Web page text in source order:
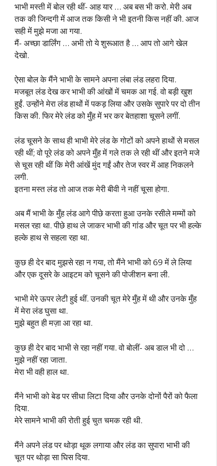
भाभी मस्ती में बोल रही थीं- आह यार … अब बस भी करो. मेरी अब
तक की जिन्दगी में आज तक किसी ने भी इतनी किस नहीं की. आज
सही में मुझे मजा आ गया.
मैं- अच्छा डार्लिंग … अभी तो ये शुरूआत है … आप तो आगे खेल
देखो.
ऐसा बोल के मैंने भाभी के सामने अपना लंबा लंड लहरा दिया.
मजबूत लंड देख कर भाभी की आंखों में चमक आ गई. वो बड़ी खुश
हुईं. उन्होंने मेरा लंड हाथों में पकड़ लिया और उसके सुपारे पर दो तीन
किस की. फिर मेरे लंड को मुँह में भर कर बेतहाशा चूसने लगीं.
लंड चूसने के साथ ही भाभी मेरे लंड के गोटों को अपने हाथों से मसल
रही थीं; वो पूरे लंड को अपने मुँह में गले तक ले रही थीं और इतने मजे
से चूस रही थीं कि मेरी आंखें मुंद गईं और तेज स्वर में आह निकलने
लगी.
इतना मस्त लंड तो आज तक मेरी बीवी ने नहीं चूसा होगा.
अब मैं भाभी के मुँह लंड आगे पीछे करता हुआ उनके रसीले मम्मों को
मसल रहा था. पीछे हाथ ले जाकर भाभी की गांड और चूत पर भी हल्के
हल्के हाथ से सहला रहा था.
कुछ ही देर बाद मुझसे रहा न गया, तो मैंने भाभी को 69 में ले लिया
और एक दूसरे के आइटम को चूसने की पोजीशन बना ली.
भाभी मेरे ऊपर लेटी हुई थीं. उनकी चूत मेरे मुँह में थी और उनके मुँह
में मेरा लंड घुसा था.
मुझे बहुत ही मज़ा आ रहा था.
कुछ ही देर बाद भाभी से रहा नहीं गया. वो बोलीं- अब डाल भी दो …
मुझे नहीं रहा जाता.
मेरा भी वही हाल था.
मैंने भाभी को बेड पर सीधा लिटा दिया और उनके दोनों पैरों को फैला
दिया.
मेरे सामने भाभी की रोती हुई चुत चमक रही थी.
मैंने अपने लंड पर थोड़ा थूक लगाया और लंड का सुपारा भाभी की
चूत पर थोड़ा सा घिस दिया.